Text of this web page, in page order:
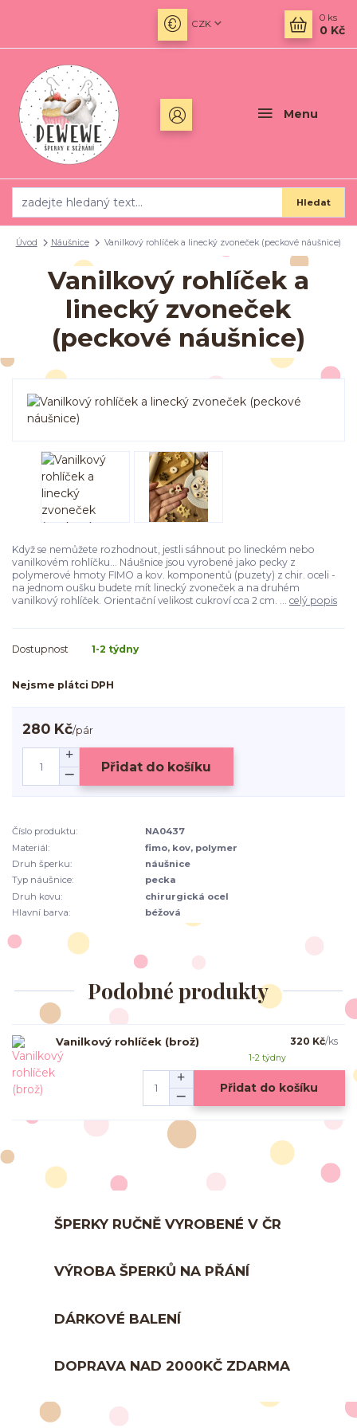
Menu
CZK
Hledat
0 ks
0 Kč
Úvod Náušnice Vanilkový rohlíček a linecký zvoneček (peckové náušnice)
Vanilkový rohlíček a
linecký zvoneček
(peckové náušnice)
Když se nemůžete rozhodnout, jestli sáhnout po lineckém nebo
vanilkovém rohlíčku... Náušnice jsou vyrobené jako pecky z
polymerové hmoty FIMO a kov. komponentů (puzety) z chir. oceli -
na jednom oušku budete mít linecký zvoneček a na druhém
vanilkový rohlíček. Orientační velikost cukroví cca 2 cm. ... celý popis
Dostupnost 1-2 týdny
Nejsme plátci DPH
280 Kč/pár
Přidat do košíku
Číslo produktu:
NA0437
Materiál:
fimo, kov, polymer
Druh šperku:
náušnice
Typ náušnice:
pecka
Druh kovu:
chirurgická ocel
Hlavní barva:
béžová
Podobné produkty
Vanilkový rohlíček (brož) 320 Kč/ks
1-2 týdny
Přidat do košíku
ŠPERKY RUČNĚ VYROBENÉ V ČR
VÝROBA ŠPERKŮ NA PŘÁNÍ
DÁRKOVÉ BALENÍ
DOPRAVA NAD 2000KČ ZDARMA